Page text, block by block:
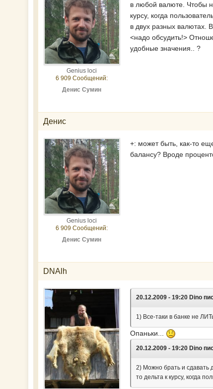
Genius loci
6 909 Сообщений:
Денис Сумин
в любой валюте. Чтобы
курсу, когда
в двух разных валютах.
<надо обсудить!>
удобные значения.. ?
Денис
Genius loci
6 909 Сообщений:
Денис Сумин
+: может быть, как-то
балансу? Вроде
DNAlh
20.12.2009 - 19:20 Dino
1) Все-таки в банке не
Опаньки...
20.12.2009 - 19:20 Dino
2) Можно брать и сдавать
то дельта к курсу, когда